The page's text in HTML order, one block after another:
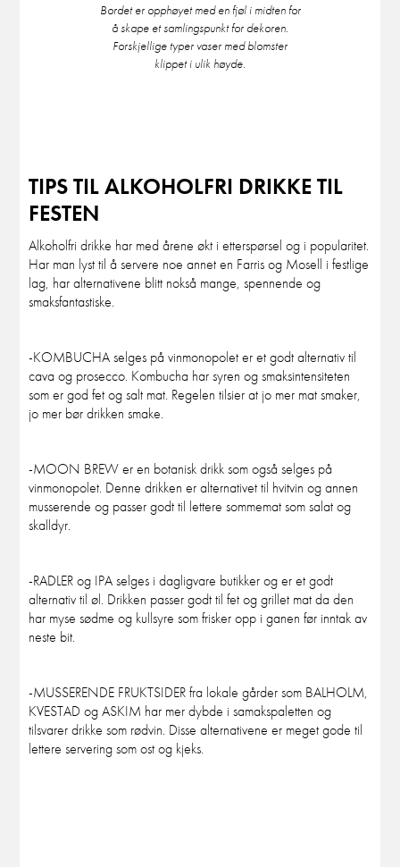
Bordet er opphøyet med en fjøl i midten for
å skape et samlingspunkt for dekoren.
Forskjellige typer vaser med blomster
klippet i ulik høyde.
TIPS TIL ALKOHOLFRI DRIKKE TIL
FESTEN
Alkoholfri drikke har med årene økt i etterspørsel og i popularitet.
Har man lyst til å servere noe annet en Farris og Mosell i festlige
lag, har alternativene blitt nokså mange, spennende og
smaksfantastiske.
-KOMBUCHA selges på vinmonopolet er et godt alternativ til
cava og prosecco. Kombucha har syren og smaksintensiteten
som er god fet og salt mat. Regelen tilsier at jo mer mat smaker,
jo mer bør drikken smake.
-MOON BREW er en botanisk drikk som også selges på
vinmonopolet. Denne drikken er alternativet til hvitvin og annen
musserende og passer godt til lettere sommemat som salat og
skalldyr.
-RADLER og IPA selges i dagligvare butikker og er et godt
alternativ til øl. Drikken passer godt til fet og grillet mat da den
har myse sødme og kullsyre som frisker opp i ganen før inntak av
neste bit.
-MUSSERENDE FRUKTSIDER fra lokale gårder som BALHOLM,
KVESTAD og ASKIM har mer dybde i samakspaletten og
tilsvarer drikke som rødvin. Disse alternativene er meget gode til
lettere servering som ost og kjeks.